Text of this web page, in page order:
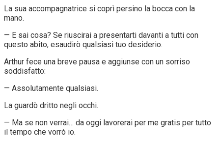
La sua accompagnatrice si coprì persino la bocca con la
mano.
— E sai cosa? Se riuscirai a presentarti davanti a tutti con
questo abito, esaudirò qualsiasi tuo desiderio.
Arthur fece una breve pausa e aggiunse con un sorriso
soddisfatto:
— Assolutamente qualsiasi.
La guardò dritto negli occhi.
— Ma se non verrai… da oggi lavorerai per me gratis per tutto
il tempo che vorrò io.